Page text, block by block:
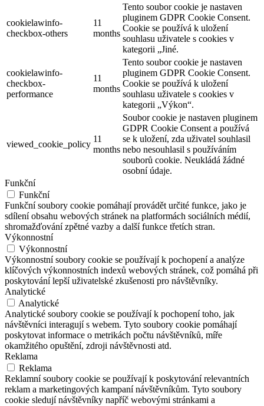
cookielawinfo-
checkbox-others
11
months
Tento soubor cookie je nastaven
pluginem GDPR Cookie Consent.
Cookie se používá k uložení
souhlasu uživatele s cookies v
kategorii „Jiné.
cookielawinfo-
checkbox-
performance
11
months
Tento soubor cookie je nastaven
pluginem GDPR Cookie Consent.
Cookie se používá k uložení
souhlasu uživatele s cookies v
kategorii „Výkon“.
viewed_cookie_policy
11
months
Soubor cookie je nastaven pluginem
GDPR Cookie Consent a používá
se k uložení, zda uživatel souhlasil
nebo nesouhlasil s používáním
souborů cookie. Neukládá žádné
osobní údaje.
Funkční
Funkční
Funkční soubory cookie pomáhají provádět určité funkce, jako je
sdílení obsahu webových stránek na platformách sociálních médií,
shromažďování zpětné vazby a další funkce třetích stran.
Výkonnostní
Výkonnostní
Výkonnostní soubory cookie se používají k pochopení a analýze
klíčových výkonnostních indexů webových stránek, což pomáhá při
poskytování lepší uživatelské zkušenosti pro návštěvníky.
Analytické
Analytické
Analytické soubory cookie se používají k pochopení toho, jak
návštěvníci interagují s webem. Tyto soubory cookie pomáhají
poskytovat informace o metrikách počtu návštěvníků, míře
okamžitého opuštění, zdroji návštěvnosti atd.
Reklama
Reklama
Reklamní soubory cookie se používají k poskytování relevantních
reklam a marketingových kampaní návštěvníkům. Tyto soubory
cookie sledují návštěvníky napříč webovými stránkami a